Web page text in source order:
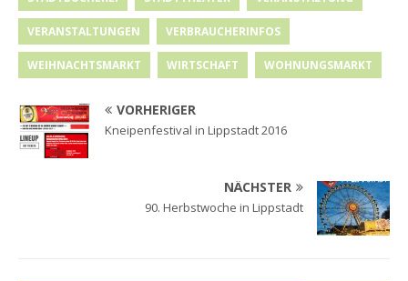
VERANSTALTUNGEN VERBRAUCHERINFOS
WEIHNACHTSMARKT WIRTSCHAFT WOHNUNGSMARKT
VORHERIGER
Kneipenfestival in Lippstadt 2016
NÄCHSTER
90. Herbstwoche in Lippstadt